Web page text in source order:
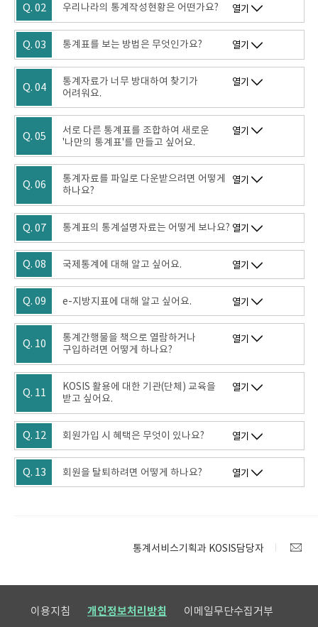
Q. 02 우리나라의 통계작성현황은 어떤가요? 열기
Q. 03 통계표를 보는 방법은 무엇인가요? 열기
Q. 04
통계자료가 너무 방대하여 찾기가
어려워요.
열기
Q. 05
서로 다른 통계표를 조합하여 새로운
'나만의 통계표'를 만들고 싶어요.
열기
Q. 06
통계자료를 파일로 다운받으려면 어떻게
하나요?
열기
Q. 07 통계표의 통계설명자료는 어떻게 보나요? 열기
Q. 08 국제통계에 대해 알고 싶어요. 열기
Q. 09 e-지방지표에 대해 알고 싶어요. 열기
Q. 10
통계간행물을 책으로 열람하거나
구입하려면 어떻게 하나요?
열기
Q. 11
KOSIS 활용에 대한 기관(단체) 교육을
받고 싶어요.
열기
Q. 12 회원가입 시 혜택은 무엇이 있나요? 열기
Q. 13 회원을 탈퇴하려면 어떻게 하나요? 열기
통계서비스기획과 KOSIS담당자
이용지침 개인정보처리방침 이메일무단수집거부